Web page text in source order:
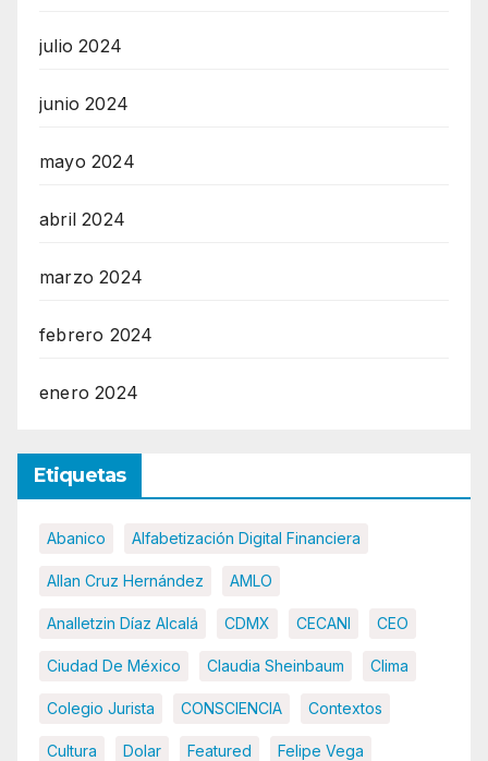
julio 2024
junio 2024
mayo 2024
abril 2024
marzo 2024
febrero 2024
enero 2024
Etiquetas
Abanico Alfabetización Digital Financiera
Allan Cruz Hernández AMLO
Analletzin Díaz Alcalá CDMX CECANI CEO
Ciudad De México Claudia Sheinbaum Clima
Colegio Jurista CONSCIENCIA Contextos
Cultura Dolar Featured Felipe Vega